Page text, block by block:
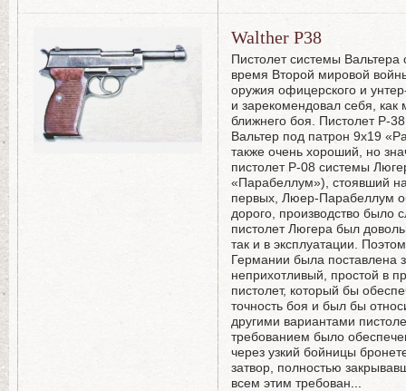
Walther P38
Пистолет системы
время Второй мировой
оружия офицерского и
и зарекомендовал себя,
ближнего боя. Пистолет Р-
Вальтер под патрон 9х19
также очень хороший, но
пистолет Р-08 системы
«Парабеллум»), стоявший
первых, Люер-Парабеллум
дорого, производство было
пистолет Люгера был
так и в эксплуатации.
Германии была поставлена
неприхотливый, простой в
пистолет, который бы
точность боя и был бы
другими вариантами
требованием было
через узкий бойницы
затвор, полностью
всем этим требован